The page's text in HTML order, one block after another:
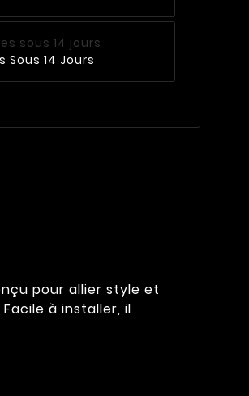
Sous 14 Jours
pour allier style et
à installer, il